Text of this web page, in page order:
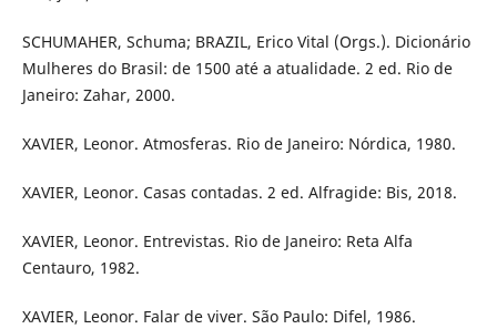
SCHUMAHER, Schuma; BRAZIL, Erico Vital (Orgs.). Dicionário
Mulheres do Brasil: de 1500 até a atualidade. 2 ed. Rio de
Janeiro: Zahar, 2000.
XAVIER, Leonor. Atmosferas. Rio de Janeiro: Nórdica, 1980.
XAVIER, Leonor. Casas contadas. 2 ed. Alfragide: Bis, 2018.
XAVIER, Leonor. Entrevistas. Rio de Janeiro: Reta Alfa
Centauro, 1982.
XAVIER, Leonor. Falar de viver. São Paulo: Difel, 1986.